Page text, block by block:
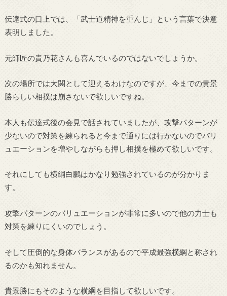
伝達式の口上では、「武士道精神を重んじ」という言葉で決意
表明しました。
元師匠の貴乃花さんも喜んでいるのではないでしょうか。
次の場所では大関として迎えるわけなのですが、今までの貴景
勝らしい相撲は崩さないで欲しいですね。
本人も伝達式後の会見で話されていましたが、攻撃パターンが
少ないので対策を練られると今まで通りには行かないのでバリ
ュエーションを増やしながらも押し相撲を極めて欲しいです。
それにしても横綱白鵬はかなり勉強されているのが分かりま
す。
攻撃パターンのバリュエーションが非常に多いので他の力士も
対策を練りにくいのでしょう。
そして圧倒的な身体バランスがあるので平成最強横綱と称され
るのかも知れません。
貴景勝にもそのような横綱を目指して欲しいです。